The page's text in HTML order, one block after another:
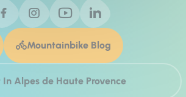
Mountainbike Blog
In Alpes de Haute Provence